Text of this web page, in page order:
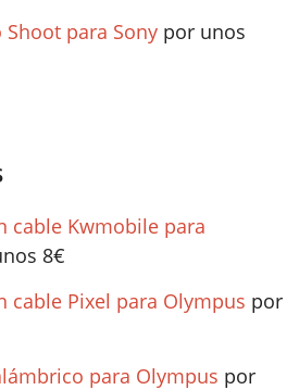
para Sony por unos
cable Kwmobile para
8€
cable Pixel para Olympus por
para Olympus por